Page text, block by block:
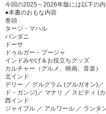
今回の2025～2026年版には以下の内
●本書のおもな内容
巻頭
タージ・マハル
バンダニ
ドーサ
ドゥルガー・プージャ
インドみやげ＆お役立ちグッズ
カルチャー（グルメ、映画、音楽）
北インド
デリー ／ グルグラム (グルガオン)
ド・ガンジ)／ マナリ ／ スピティ (
西インド
ジャイプル ／ アルワール ／ ランタ